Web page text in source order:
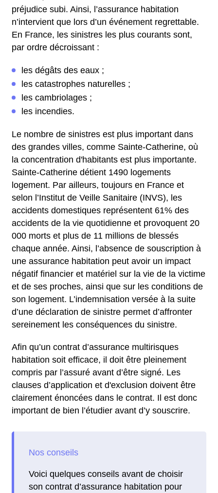
préjudice subi. Ainsi, l’assurance habitation
n’intervient que lors d’un événement regrettable.
En France, les sinistres les plus courants sont,
par ordre décroissant :
les dégâts des eaux ;
les catastrophes naturelles ;
les cambriolages ;
les incendies.
Le nombre de sinistres est plus important dans
des grandes villes, comme Sainte-Catherine, où
la concentration d'habitants est plus importante.
Sainte-Catherine détient 1490 logements
logement. Par ailleurs, toujours en France et
selon l’Institut de Veille Sanitaire (INVS), les
accidents domestiques représentent 61% des
accidents de la vie quotidienne et provoquent 20
000 morts et plus de 11 millions de blessés
chaque année. Ainsi, l’absence de souscription à
une assurance habitation peut avoir un impact
négatif financier et matériel sur la vie de la victime
et de ses proches, ainsi que sur les conditions de
son logement. L’indemnisation versée à la suite
d’une déclaration de sinistre permet d’affronter
sereinement les conséquences du sinistre.
Afin qu’un contrat d’assurance multirisques
habitation soit efficace, il doit être pleinement
compris par l’assuré avant d’être signé. Les
clauses d’application et d'exclusion doivent être
clairement énoncées dans le contrat. Il est donc
important de bien l’étudier avant d’y souscrire.
Voici quelques conseils avant de choisir
son contrat d’assurance habitation pour